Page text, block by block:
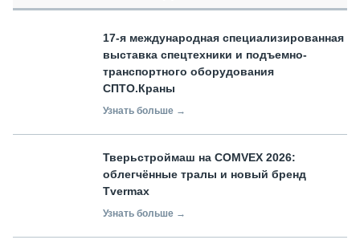
17-я международная специализированная
выставка спецтехники и подъемно-
транспортного оборудования
СПТО.Краны
Узнать больше →
Тверьстроймаш на COMVEX 2026:
облегчённые тралы и новый бренд
Tvermax
Узнать больше →